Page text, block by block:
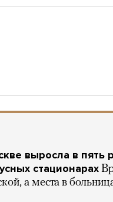
выросла в пять
стационарах
а места в